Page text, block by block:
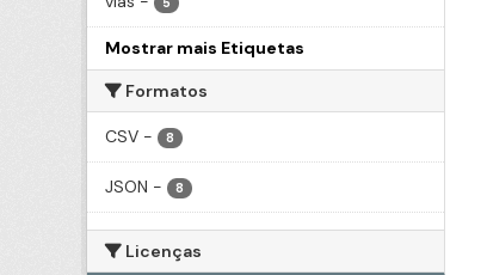
Mostrar mais Etiquetas
Formatos
CSV - 8
JSON - 8
Licenças